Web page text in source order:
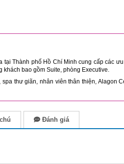
tại Thành phố Hồ Chí Minh cung cấp các
bao gồm Suite, phòng Executive.
thư giãn, nhân viên thân thiện, Alagon
Đánh giá